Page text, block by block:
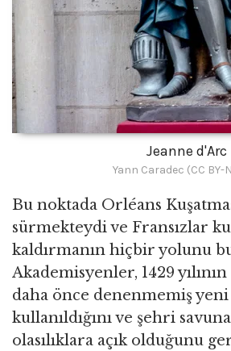
Jeanne d'Arc
Yann Caradec (CC BY-
Bu noktada Orléans
sürmekteydi ve Fransızlar
kaldırmanın hiçbir yolunu
Akademisyenler, 1429 yılının
daha önce denenmemiş
kullanıldığını ve şehri
olasılıklara açık olduğunu